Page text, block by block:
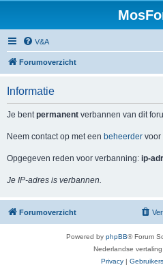
V&A
Forumoverzicht
Informatie
Je bentpermanent verbannen van dit
Neem contact op met een beheerder voor
Opgegeven reden voor verbanning: ip-
Je IP-adres is verbannen.
Forumoverzicht
Powered by phpBB® Forum
Nederlandse
Privacy |